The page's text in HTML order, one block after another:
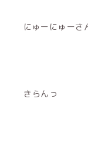
きらんっ